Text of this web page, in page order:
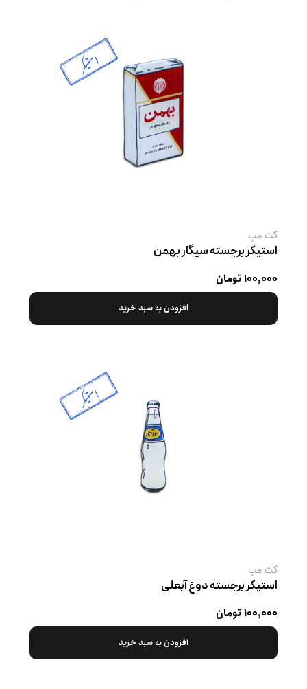
کت‌ مپ
استیکر برجسته سیگار بهمن
۱۰۰,۰۰۰ تومان
افزودن به سبد خرید
کت‌ مپ
استیکر برجسته دوغ آبعلی
۱۰۰,۰۰۰ تومان
افزودن به سبد خرید